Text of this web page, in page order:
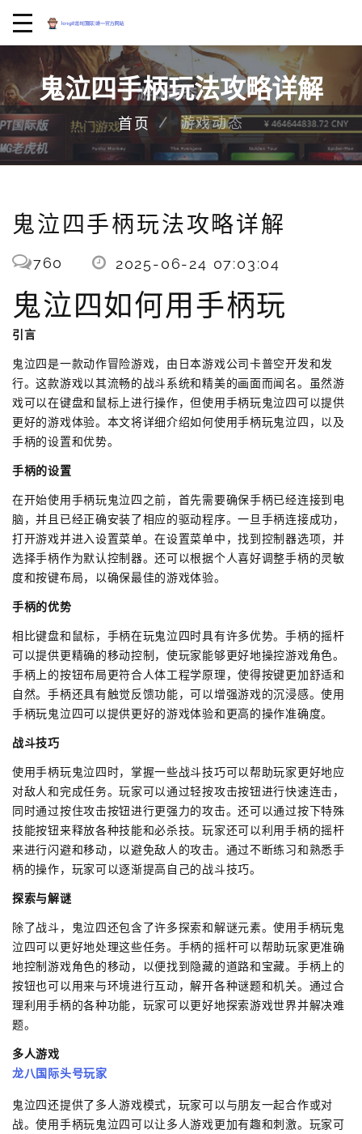
鬼泣四手柄玩法攻略详解
首页 游戏动态
鬼泣四手柄玩法攻略详解
760 2025-06-24 07:03:04
鬼泣四如何用手柄玩
引言
鬼泣四是一款动作冒险游戏，由日本游戏公司卡普空开发和发
行。这款游戏以其流畅的战斗系统和精美的画面而闻名。虽然游
戏可以在键盘和鼠标上进行操作，但使用手柄玩鬼泣四可以提供
更好的游戏体验。本文将详细介绍如何使用手柄玩鬼泣四，以及
手柄的设置和优势。
手柄的设置
在开始使用手柄玩鬼泣四之前，首先需要确保手柄已经连接到电
脑，并且已经正确安装了相应的驱动程序。一旦手柄连接成功，
打开游戏并进入设置菜单。在设置菜单中，找到控制器选项，并
选择手柄作为默认控制器。还可以根据个人喜好调整手柄的灵敏
度和按键布局，以确保最佳的游戏体验。
手柄的优势
相比键盘和鼠标，手柄在玩鬼泣四时具有许多优势。手柄的摇杆
可以提供更精确的移动控制，使玩家能够更好地操控游戏角色。
手柄上的按钮布局更符合人体工程学原理，使得按键更加舒适和
自然。手柄还具有触觉反馈功能，可以增强游戏的沉浸感。使用
手柄玩鬼泣四可以提供更好的游戏体验和更高的操作准确度。
战斗技巧
使用手柄玩鬼泣四时，掌握一些战斗技巧可以帮助玩家更好地应
对敌人和完成任务。玩家可以通过轻按攻击按钮进行快速连击，
同时通过按住攻击按钮进行更强力的攻击。还可以通过按下特殊
技能按钮来释放各种技能和必杀技。玩家还可以利用手柄的摇杆
来进行闪避和移动，以避免敌人的攻击。通过不断练习和熟悉手
柄的操作，玩家可以逐渐提高自己的战斗技巧。
探索与解谜
除了战斗，鬼泣四还包含了许多探索和解谜元素。使用手柄玩鬼
泣四可以更好地处理这些任务。手柄的摇杆可以帮助玩家更准确
地控制游戏角色的移动，以便找到隐藏的道路和宝藏。手柄上的
按钮也可以用来与环境进行互动，解开各种谜题和机关。通过合
理利用手柄的各种功能，玩家可以更好地探索游戏世界并解决难
题。
多人游戏
龙八国际头号玩家
鬼泣四还提供了多人游戏模式，玩家可以与朋友一起合作或对
战。使用手柄玩鬼泣四可以让多人游戏更加有趣和刺激。玩家可